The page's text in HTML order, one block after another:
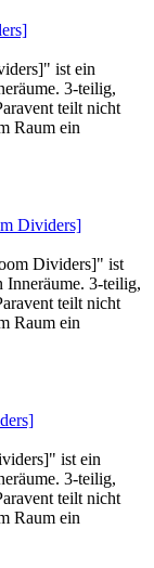
ist ein
3-teilig,
teilt nicht
Raum ein
Dividers]
Dividers]" ist
Inneräume. 3-teilig,
teilt nicht
Raum ein
ist ein
3-teilig,
teilt nicht
Raum ein